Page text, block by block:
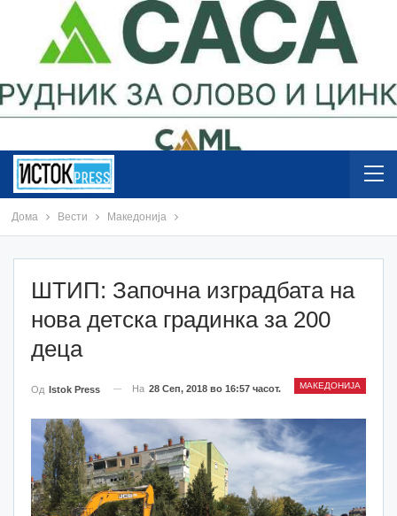
Дома Вести Македонија
ШТИП: Започна изградбата на
нова детска градинка за 200
деца
МАКЕДОНИЈА
Од Istok Press На 28 Сеп, 2018 во 16:57 часот.